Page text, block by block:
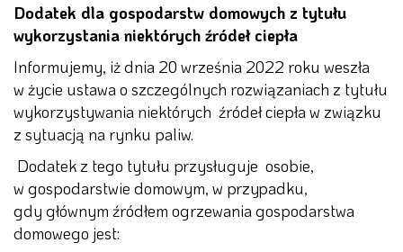
Dodatek dla gospodarstw domowych z tytułu
wykorzystania niektórych źródeł ciepła
Informujemy, iż dnia 20 września 2022 roku weszła
w życie ustawa o szczególnych rozwiązaniach z tytułu
wykorzystywania niektórych źródeł ciepła w związku
z sytuacją na rynku paliw.
Dodatek z tego tytułu przysługuje osobie,
w gospodarstwie domowym, w przypadku,
gdy głównym źródłem ogrzewania gospodarstwa
domowego jest: